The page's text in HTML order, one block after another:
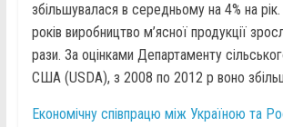
збільшувалася в середньому на 4% на рік.
років виробництво м’ясної продукції
рази. За оцінками Департаменту
США (USDA), з 2008 по 2012 р воно
Економічну співпрацю між Україною та